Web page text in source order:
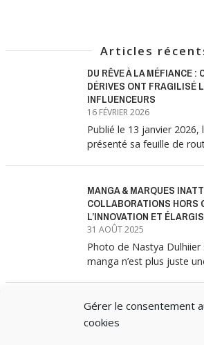
Gérer le consentement
cookies
Articles
DU RÊVE À LA MÉFIANCE :
DÉRIVES ONT FRAGILISÉ
INFLUENCEURS
16 FÉVRIER 2026
Publié le 13 janvier
présenté sa feuille de
MANGA & MARQUES
COLLABORATIONS HORS
L’INNOVATION ET
31 AOÛT 2025
Photo de Nastya Dulhiier
manga n’est plus juste
MANGA & MARQUES :
ALLIANCE MARKETING